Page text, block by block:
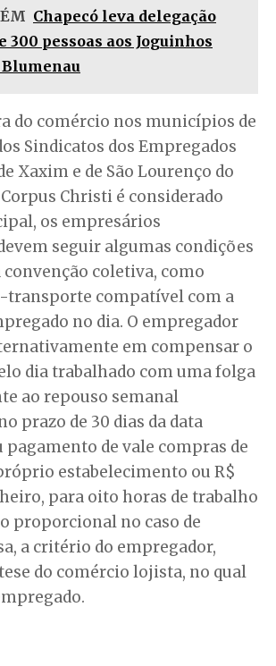
Chapecó leva delegação
300 pessoas aos Joguinhos
do comércio nos municípios de
Sindicatos dos Empregados
Xaxim e de São Lourenço do
Christi é considerado
os empresários
seguir algumas condições
convenção coletiva, como
transporte compatível com a
no dia. O empregador
em compensar o
dia trabalhado com uma folga
ao repouso semanal
prazo de 30 dias da data
pagamento de vale compras de
estabelecimento ou R$
para oito horas de trabalho
proporcional no caso de
a critério do empregador,
do comércio lojista, no qual